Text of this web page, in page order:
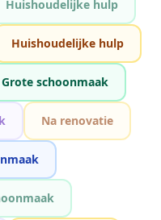
Huishoudelijke hulp
Huishoudelijke hulp
Grote schoonmaak
Na renovatie